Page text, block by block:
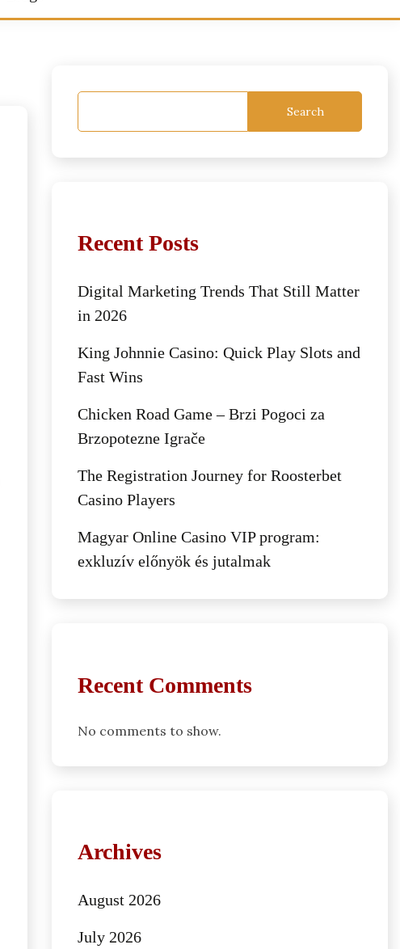
Search
Recent Posts
Digital Marketing Trends That Still Matter
in 2026
King Johnnie Casino: Quick Play Slots and
Fast Wins
Chicken Road Game – Brzi Pogoci za
Brzopotezne Igrače
The Registration Journey for Roosterbet
Casino Players
Magyar Online Casino VIP program:
exkluzív előnyök és jutalmak
Recent Comments
No comments to show.
Archives
August 2026
July 2026